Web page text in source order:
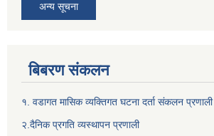
अन्य सूचना
बिबरण संकलन
१. वडागत मासिक व्यक्तिगत घटना दर्ता संकलन प्रणाली
२.दैनिक प्रगति व्यस्थापन प्रणाली